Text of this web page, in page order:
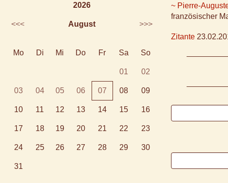
~ Pierre-
französischer
Zitante
2026
<<< August >>>
Mo Di Mi Do Fr Sa So
01 02
03 04 05 06 07 08 09
10 11 12 13 14 15 16
17 18 19 20 21 22 23
24 25 26 27 28 29 30
31